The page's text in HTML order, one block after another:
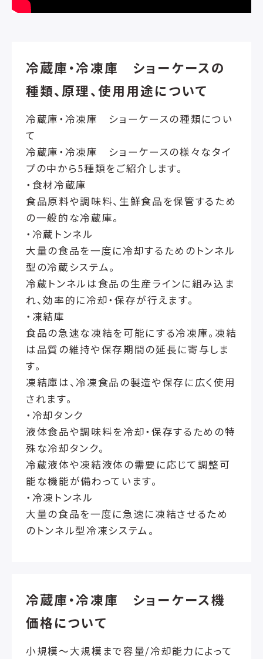
冷蔵庫・冷凍庫 ショーケースの
種類、原理、使用用途について
冷蔵庫・冷凍庫 ショーケースの種類につい
て
冷蔵庫・冷凍庫 ショーケースの様々なタイ
プの中から5種類をご紹介します。
・食材冷蔵庫
食品原料や調味料、生鮮食品を保管するため
の一般的な冷蔵庫。
・冷蔵トンネル
大量の食品を一度に冷却するためのトンネル
型の冷蔵システム。
冷蔵トンネルは食品の生産ラインに組み込ま
れ、効率的に冷却・保存が行えます。
・凍結庫
食品の急速な凍結を可能にする冷凍庫。凍結
は品質の維持や保存期間の延長に寄与しま
す。
凍結庫は、冷凍食品の製造や保存に広く使用
されます。
・冷却タンク
液体食品や調味料を冷却・保存するための特
殊な冷却タンク。
冷蔵液体や凍結液体の需要に応じて調整可
能な機能が備わっています。
・冷凍トンネル
大量の食品を一度に急速に凍結させるため
のトンネル型冷凍システム。
冷蔵庫・冷凍庫 ショーケース機
価格について
小規模～大規模まで容量/冷却能力によって